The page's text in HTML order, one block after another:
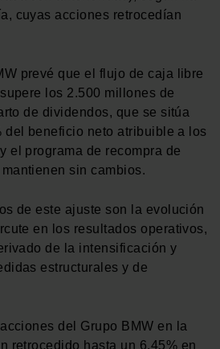
cuyas acciones retrocedían
prevé que el flujo de caja libre
los 2.500 millones de
de dividendos, que se sitúa
del beneficio neto atribuible a los
el programa de recompra de
sin cambios.
de este ajuste son la evolución
en los resultados operativos,
de la intensificación y
estructurales y de
del Grupo BMW en la
retrocedido hasta un 6,45% en